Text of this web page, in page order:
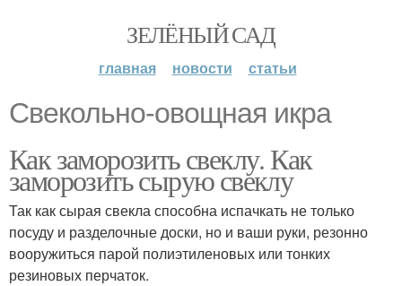
ЗЕЛЁНЫЙ САД
главная новости статьи
Свекольно-овощная икра
Как заморозить свеклу. Как
заморозить сырую свеклу
Так как сырая свекла способна испачкать не только
посуду и разделочные доски, но и ваши руки, резонно
вооружиться парой полиэтиленовых или тонких
резиновых перчаток.